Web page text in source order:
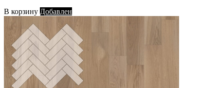
В корзину Добавлен